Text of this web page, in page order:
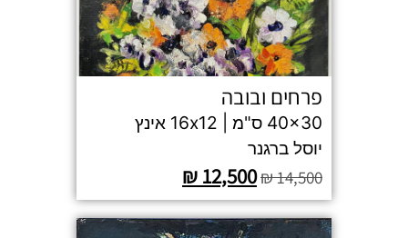
פרחים ובובה
40x30 ס"מ | 16x12 אינץ
יוסל ברגנר
₪14,500
₪12,500